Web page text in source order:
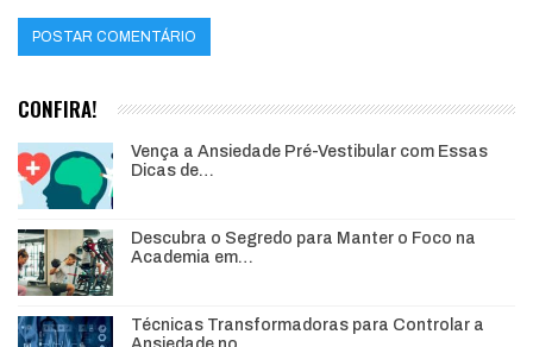
CONFIRA!
Vença a Ansiedade Pré-Vestibular com Essas
Dicas de…
Descubra o Segredo para Manter o Foco na
Academia em…
Técnicas Transformadoras para Controlar a